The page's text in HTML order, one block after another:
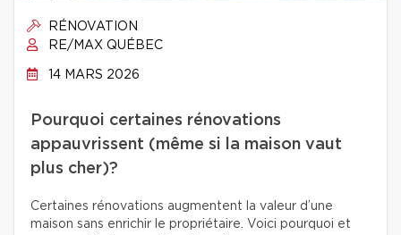
RÉNOVATION
RE/MAX QUÉBEC
14 MARS 2026
Pourquoi certaines rénovations
appauvrissent (même si la maison vaut
plus cher)?
Certaines rénovations augmentent la valeur d’une
maison sans enrichir le propriétaire. Voici pourquoi et